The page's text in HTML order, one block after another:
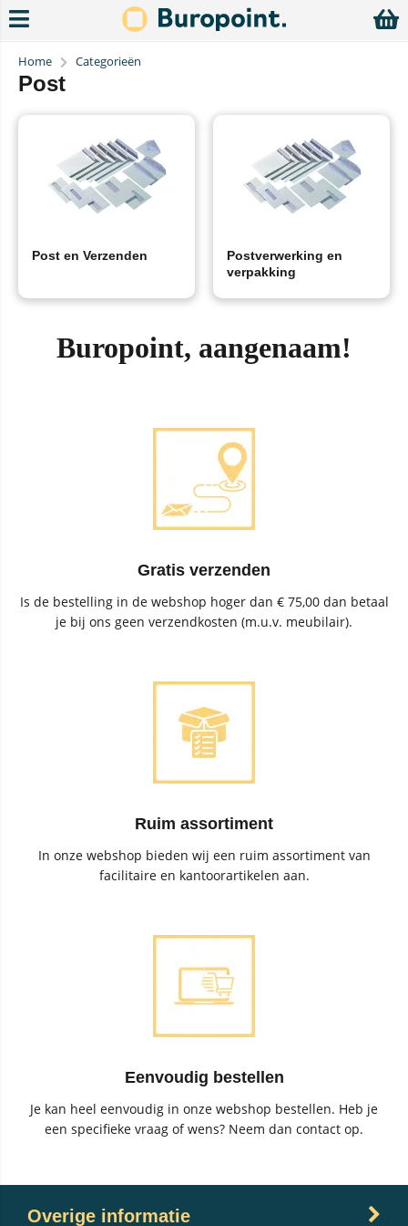
Home Categorieën
Post
Post en Verzenden
Postverwerking en
verpakking
Buropoint, aangenaam!
Gratis verzenden
Is de bestelling in de webshop hoger dan € 75,00 dan betaal
je bij ons geen verzendkosten (m.u.v. meubilair).
Ruim assortiment
In onze webshop bieden wij een ruim assortiment van
facilitaire en kantoorartikelen aan.
Eenvoudig bestellen
Je kan heel eenvoudig in onze webshop bestellen. Heb je
een specifieke vraag of wens? Neem dan contact op.
Overige informatie